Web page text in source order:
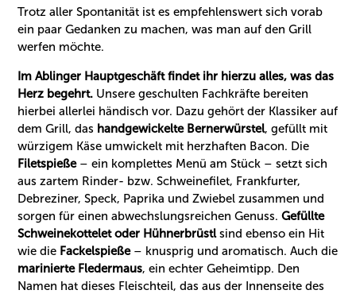
Trotz aller Spontanität ist es empfehlenswert sich vorab
ein paar Gedanken zu machen, was man auf den Grill
werfen möchte.
Im Ablinger Hauptgeschäft findet ihr hierzu alles, was das
Herz begehrt. Unsere geschulten Fachkräfte bereiten
hierbei allerlei händisch vor. Dazu gehört der Klassiker auf
dem Grill, das handgewickelte Bernerwürstel, gefüllt mit
würzigem Käse umwickelt mit herzhaften Bacon. Die
Filetspieße– ein komplettes Menü am Stück – setzt sich
aus zartem Rinder- bzw. Schweinefilet, Frankfurter,
Debreziner, Speck, Paprika und Zwiebel zusammen und
sorgen für einen abwechslungsreichen Genuss.Gefüllte
Schweinekottelet oder Hühnerbrüstlsind ebenso ein Hit
wie die Fackelspieße– knusprig und aromatisch. Auch die
marinierte Fledermaus, ein echter Geheimtipp. Den
Namen hat dieses Fleischteil, das aus der Innenseite des